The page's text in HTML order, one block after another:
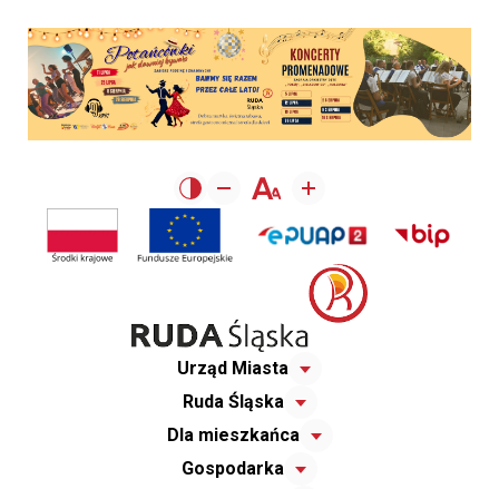
Urząd Miasta
Ruda Śląska
Dla mieszkańca
Gospodarka